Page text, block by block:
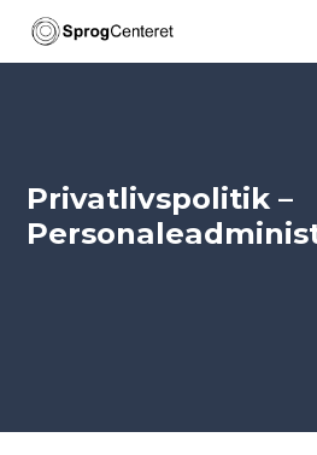
Spring til hovedindhold
Spring til sidefod
Privatlivspolitik –